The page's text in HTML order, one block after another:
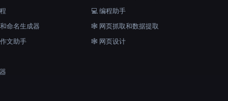
命名生成器
文助手
💻 编程助手
🕸️ 网页抓取和数据提取
🕸 网页设计